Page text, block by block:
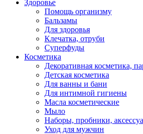
Здоровье
Помощь организму
Бальзамы
Для здоровья
Клечатка, отруби
Суперфуды
Косметика
Декоративная косметика,
Детская косметика
Для ванны и бани
Для интимной гигиены
Масла косметические
Мыло
Наборы, пробники,
Уход для мужчин